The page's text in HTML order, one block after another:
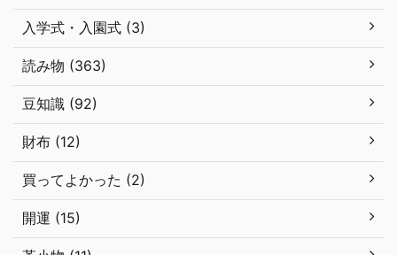
入学式・入園式 (3)
読み物 (363)
豆知識 (92)
財布 (12)
買ってよかった (2)
開運 (15)